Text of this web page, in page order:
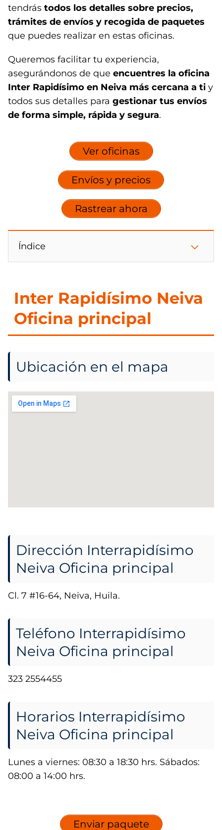
tendrás todos los detalles sobre precios,
trámites de envíos y recogida de paquetes
que puedes realizar en estas oficinas.
Queremos facilitar tu experiencia,
asegurándonos de que encuentres la oficina
Inter Rapidísimo en Neiva más cercana a ti y
todos sus detalles para gestionar tus envíos
de forma simple, rápida y segura.
Ver oficinas
Envíos y precios
Rastrear ahora
Índice
Inter Rapidísimo Neiva
Oficina principal
Ubicación en el mapa
Dirección Interrapidísimo
Neiva Oficina principal
Cl. 7 #16-64, Neiva, Huila.
Teléfono Interrapidísimo
Neiva Oficina principal
323 2554455
Horarios Interrapidísimo
Neiva Oficina principal
Lunes a viernes: 08:30 a 18:30 hrs. Sábados:
08:00 a 14:00 hrs.
Enviar paquete